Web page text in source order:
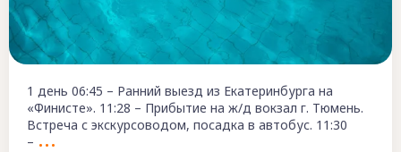
1 день 06:45 – Ранний выезд из Екатеринбурга на
«Финисте». 11:28 – Прибытие на ж/д вокзал г. Тюмень.
Встреча с экскурсоводом, посадка в автобус. 11:30
–